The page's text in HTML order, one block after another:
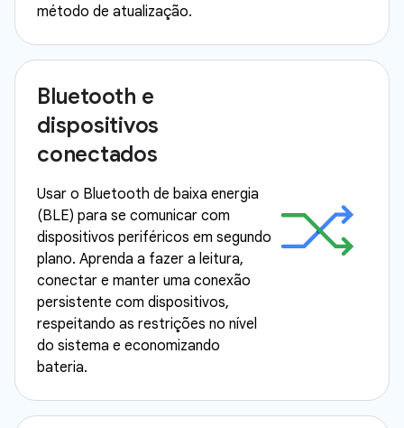
método de atualização.
Bluetooth e
dispositivos
conectados
Usar o Bluetooth de baixa energia
(BLE) para se comunicar com
dispositivos periféricos em segundo
plano. Aprenda a fazer a leitura,
conectar e manter uma conexão
persistente com dispositivos,
respeitando as restrições no nível
do sistema e economizando
bateria.